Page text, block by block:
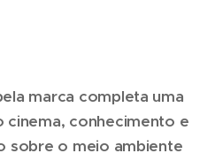
marca completa uma
cinema, conhecimento e
sobre o meio ambiente